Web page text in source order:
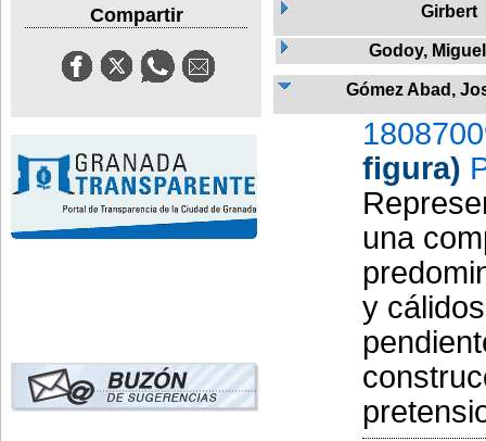
Compartir Girbert
Godoy, Miguel
Gómez Abad,
figura)
una
y